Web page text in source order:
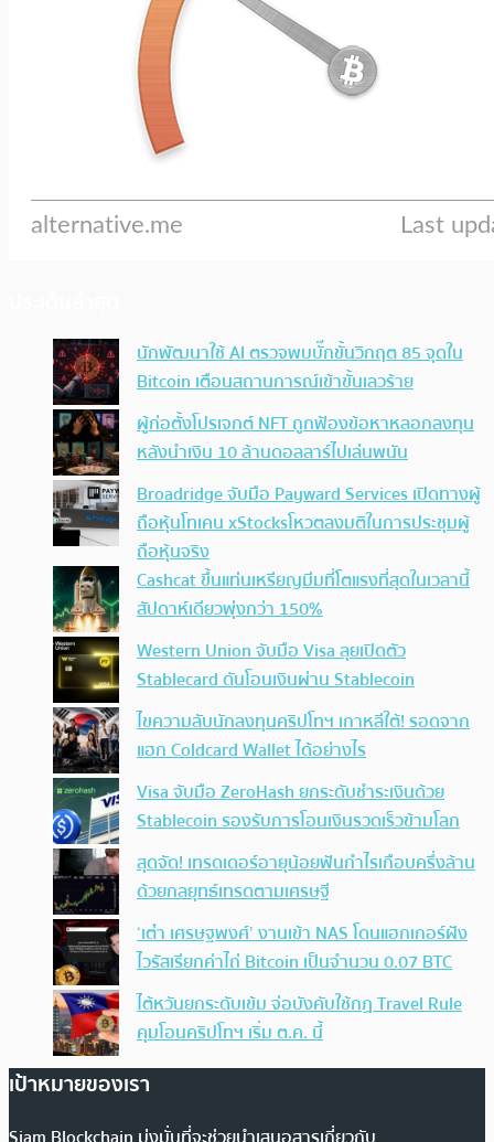
นักพัฒนาใช้ AI ตรวจพบบั๊กขั้นวิกฤต 85 จุดใน
Bitcoin เตือนสถานการณ์เข้าขั้นเลวร้าย
ผู้ก่อตั้งโปรเจกต์ NFT ถูกฟ้องข้อหาหลอกลงทุน
หลังนำเงิน 10 ล้านดอลลาร์ไปเล่นพนัน
Broadridge จับมือ Payward Services เปิดทางผู้
ถือหุ้นโทเคน xStocksโหวตลงมติในการประชุมผู้
ถือหุ้นจริง
Cashcat ขึ้นแท่นเหรียญมีมที่โตแรงที่สุดในเวลานี้
สัปดาห์เดียวพุ่งกว่า 150%
Western Union จับมือ Visa ลุยเปิดตัว
Stablecard ดันโอนเงินผ่าน Stablecoin
ไขความลับนักลงทุนคริปโทฯ เกาหลีใต้! รอดจาก
แฮก Coldcard Wallet ได้อย่างไร
Visa จับมือ ZeroHash ยกระดับชำระเงินด้วย
Stablecoin รองรับการโอนเงินรวดเร็วข้ามโลก
สุดจัด! เทรดเดอร์อายุน้อยฟันกำไรเกือบครึ่งล้าน
ด้วยกลยุทธ์เทรดตามเศรษฐี
‘เต๋า เศรษฐพงศ์’ งานเข้า NAS โดนแฮกเกอร์ฝัง
ไวรัสเรียกค่าไถ่ Bitcoin เป็นจำนวน 0.07 BTC
ไต้หวันยกระดับเข้ม จ่อบังคับใช้กฏ Travel Rule
คุมโอนคริปโทฯ เริ่ม ต.ค. นี้
เป้าหมายของเรา